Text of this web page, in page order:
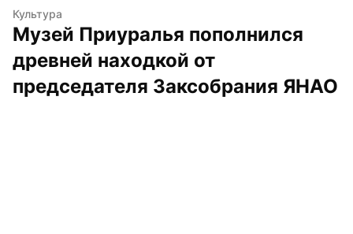
Культура
Музей Приуралья пополнился
древней находкой от
председателя Заксобрания ЯНАО